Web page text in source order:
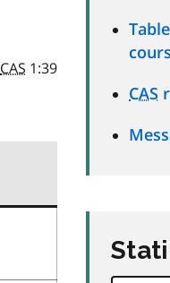
CAS 1:39
cours
CAS